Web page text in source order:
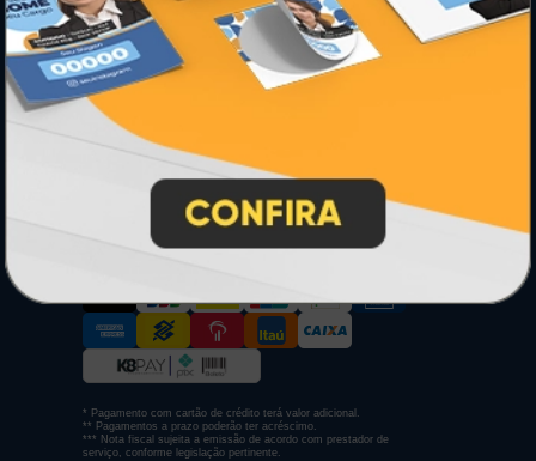
Banners e Lonas
Calendários 2027
PAGUE COM
* Pagamento com cartão de crédito terá valor adicional.
** Pagamentos a prazo poderão ter acréscimo.
*** Nota fiscal sujeita a emissão de acordo com prestador de
serviço, conforme legislação pertinente.